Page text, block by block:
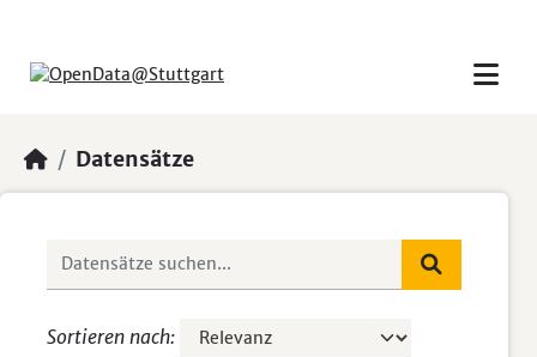
Datensätze
Sortieren nach